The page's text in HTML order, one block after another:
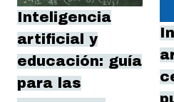
Inteligencia
artificial y
educación: guía
para las